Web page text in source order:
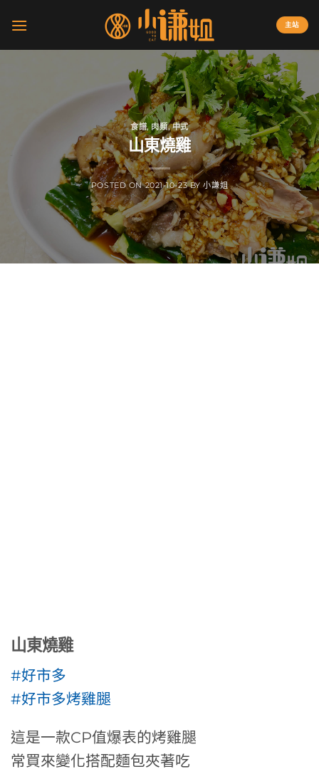
主站
食譜,肉類,中式
山東燒雞
POSTED ON2021-10-23 BY小謙姐
山東燒雞
#好市多
#好市多烤雞腿
這是一款CP值爆表的烤雞腿
常買來變化搭配麵包夾著吃